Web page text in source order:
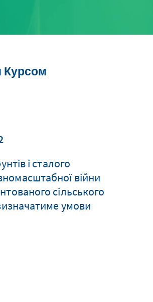
Курсом
і сталого
війни
сільського
умови